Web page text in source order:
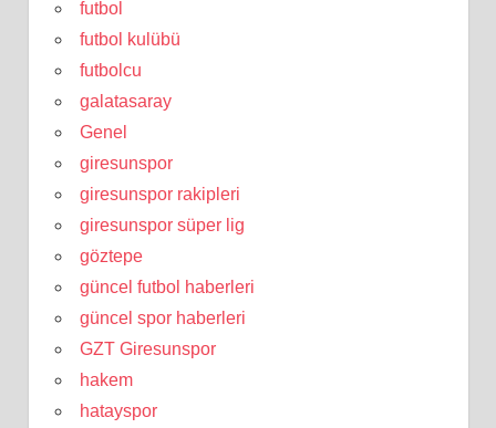
futbol
futbol kulübü
futbolcu
galatasaray
Genel
giresunspor
giresunspor rakipleri
giresunspor süper lig
göztepe
güncel futbol haberleri
güncel spor haberleri
GZT Giresunspor
hakem
hatayspor